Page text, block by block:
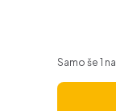
Samo še 1